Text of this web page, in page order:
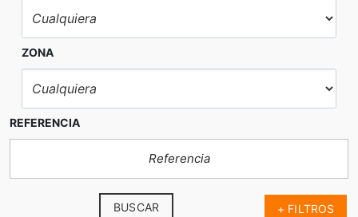
ZONA
REFERENCIA
+ FILTROS
BUSCAR